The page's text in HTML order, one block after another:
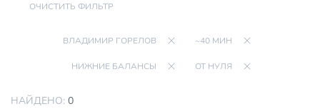
ОЧИСТИТЬ ФИЛЬТР
ВЛАДИМИР ГОРЕЛОВ ~40 МИН
НИЖНИЕ БАЛАНСЫ ОТ НУЛЯ
НАЙДЕНО: 0